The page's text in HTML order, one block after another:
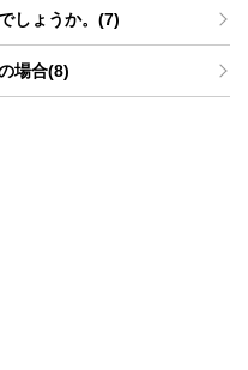
しょうか。(7)
場合(8)